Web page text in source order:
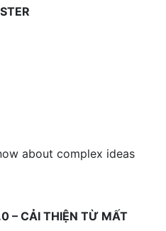
about complex ideas
– CẢI THIỆN TỪ MẤT